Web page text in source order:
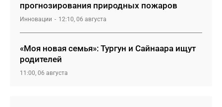
прогнозирования природных пожаров
Инновации 12:10, 06 августа
«Моя новая семья»: Тургун и Сайнаара ищут
родителей
11:00, 06 августа